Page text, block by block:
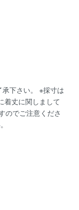
下さい。 ※採寸は
着丈に関しまして
のでご注意くださ